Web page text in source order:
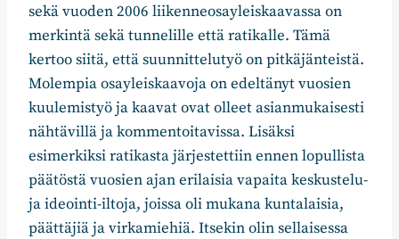
sekä vuoden 2006 liikenneosayleiskaavassa on
merkintä sekä tunnelille että ratikalle. Tämä
kertoo siitä, että suunnittelutyö on pitkäjänteistä.
Molempia osayleiskaavoja on edeltänyt vuosien
kuulemistyö ja kaavat ovat olleet asianmukaisesti
nähtävillä ja kommentoitavissa. Lisäksi
esimerkiksi ratikasta järjestettiin ennen lopullista
päätöstä vuosien ajan erilaisia vapaita keskustelu-
ja ideointi-iltoja, joissa oli mukana kuntalaisia,
päättäjiä ja virkamiehiä. Itsekin olin sellaisessa